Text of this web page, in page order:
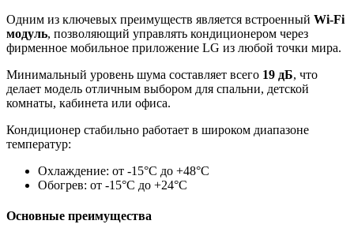
Одним из ключевых преимуществ является встроенный Wi-Fi
модуль, позволяющий управлять кондиционером через
фирменное мобильное приложение LG из любой точки мира.
Минимальный уровень шума составляет всего 19 дБ, что
делает модель отличным выбором для спальни, детской
комнаты, кабинета или офиса.
Кондиционер стабильно работает в широком диапазоне
температур:
Охлаждение: от -15°C до +48°C
Обогрев: от -15°C до +24°C
Основные преимущества